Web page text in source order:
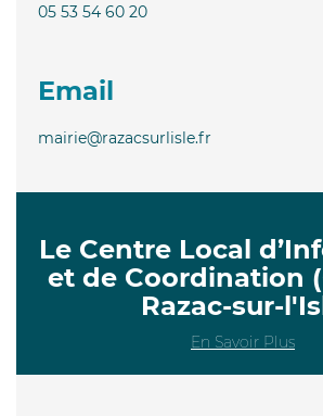
05 53 54 60 20
Email
mairie@razacsurlisle.fr
Le Centre Local
et de Coordination
Razac-sur-
En Savoir Plus